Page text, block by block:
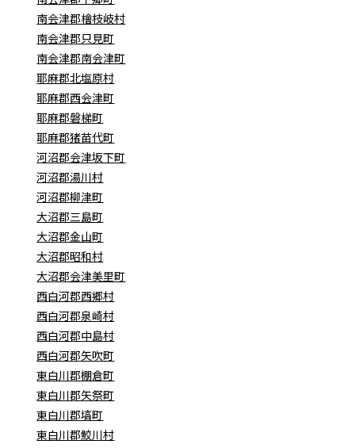
南会津郡檜枝岐村
南会津郡只見町
南会津郡南会津町
耶麻郡北塩原村
耶麻郡西会津町
耶麻郡磐梯町
耶麻郡猪苗代町
河沼郡会津坂下町
河沼郡湯川村
河沼郡柳津町
大沼郡三島町
大沼郡金山町
大沼郡昭和村
大沼郡会津美里町
西白河郡西郷村
西白河郡泉崎村
西白河郡中島村
西白河郡矢吹町
東白川郡棚倉町
東白川郡矢祭町
東白川郡塙町
東白川郡鮫川村